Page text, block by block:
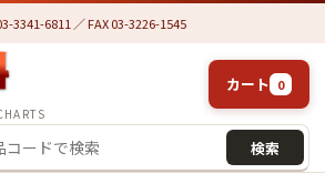
3341-6811 ／ FAX 03-3226-1545
検索
カート 0